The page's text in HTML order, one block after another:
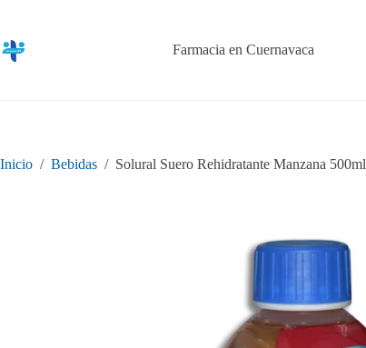
contenido
Farmacia en Cuernavaca
Inicio / Bebidas / Solural Suero Rehidratante Manzana 500ml